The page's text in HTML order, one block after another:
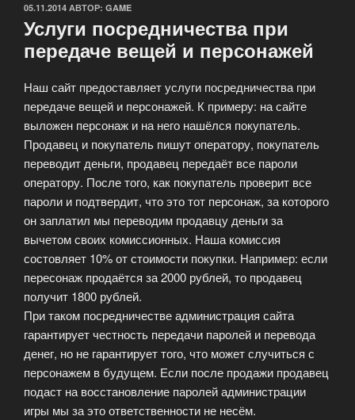
ОПУБЛИКОВАНО
05.11.2014 АВТОР: GAME
Услуги посредничества при
передаче вещей и персонажей
Наш сайт предоставляет услуги посредничества при
передаче вещей и персонажей. К примеру: на сайте
выложен персонаж и на него нашёлся покупатель.
Продавец и покупатель пишут оператору, покупатель
переводит деньги, продавец передаёт все пароли
оператору. После того, как покупатель проверит все
пароли и подтвердит, что это тот персонаж, за которого
он заплатил мы переводим продавцу деньги за
вычетом своих комиссионных. Наша комиссия
состовляет 10% от стоимости покупки. Например: если
пересонаж продаётся за 2000 рублей, то продавец
получит 1800 рублей.
При таком посредничестве администрация сайта
гарантирует честность передачи паролей и перевода
денег, но не гарантирует того, что может случиться с
персонажем в будущем. Если после продажи продавец
подаст на восстановление паролей администрации
игры мы за это ответственности не несём.